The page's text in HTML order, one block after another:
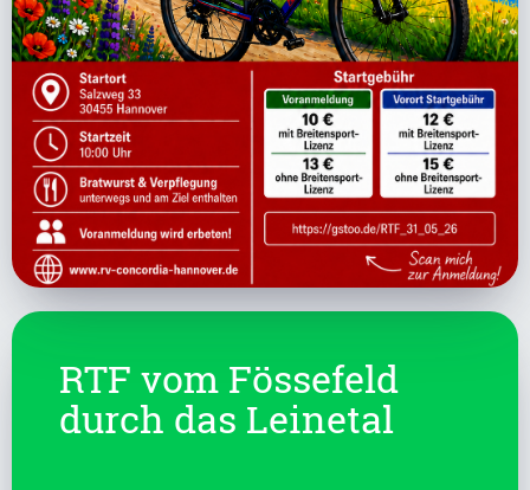
RTF vom Fössefeld
durch das Leinetal